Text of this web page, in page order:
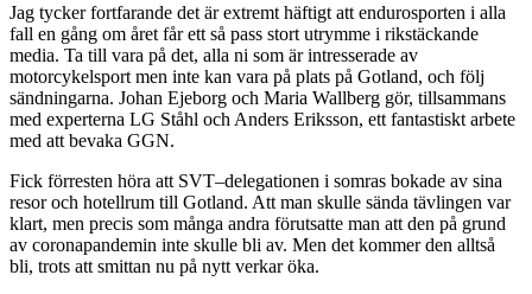
Jag tycker fortfarande det är extremt häftigt att endurosporten i alla
fall en gång om året får ett så pass stort utrymme i rikstäckande
media. Ta till vara på det, alla ni som är intresserade av
motorcykelsport men inte kan vara på plats på Gotland, och följ
sändningarna. Johan Ejeborg och Maria Wallberg gör, tillsammans
med experterna LG Ståhl och Anders Eriksson, ett fantastiskt arbete
med att bevaka GGN.
Fick förresten höra att SVT–delegationen i somras bokade av sina
resor och hotellrum till Gotland. Att man skulle sända tävlingen var
klart, men precis som många andra förutsatte man att den på grund
av coronapandemin inte skulle bli av. Men det kommer den alltså
bli, trots att smittan nu på nytt verkar öka.